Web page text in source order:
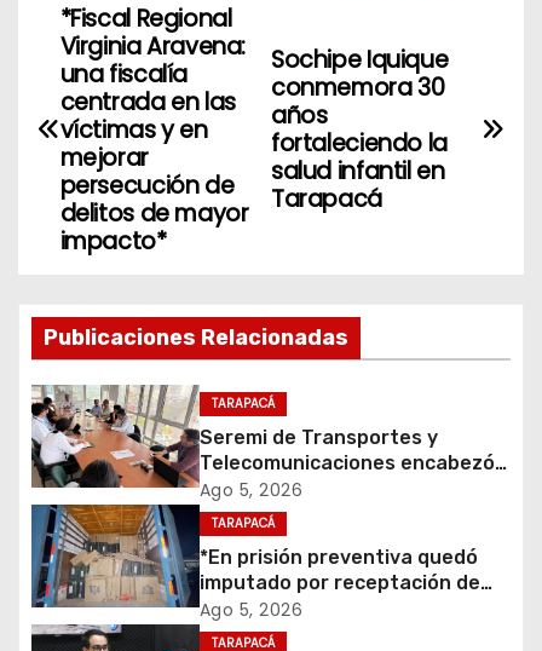
N
v
c
i
ó
n
d
e
e
Sochipe Iquique
conmemora 30
años
fortaleciendo la
salud infantil en
Tarapacá
*Fiscal Regional
Virginia Aravena:
una fiscalía
centrada en las
víctimas y en
mejorar
persecución de
delitos de mayor
impacto*
Publicaciones Relacionadas
TARAPACÁ
Seremi de Transportes y
Telecomunicaciones encabezó
primera mesa de coordinación
para el retiro de cables en
desuso en Iquique
Ago 5, 2026
TARAPACÁ
*En prisión preventiva quedó
imputado por receptación de
cigarrillos avaluados en $1.600
millones*
Ago 5, 2026
TARAPACÁ